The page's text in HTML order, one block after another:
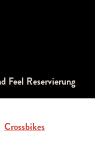
0 Positionen. Der
Feel Reservierung
Crossbikes